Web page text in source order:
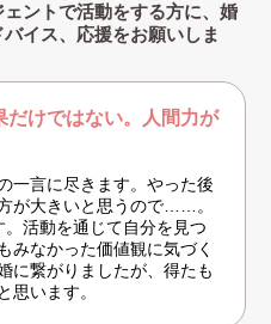
ントで活動をする方に、婚
イス、応援をお願いしま
だけではない。人間力が
一言に尽きます。やった後
が大きいと思うので……。
活動を通じて自分を見つ
みなかった価値観に気づく
に繋がりましたが、得たも
思います。